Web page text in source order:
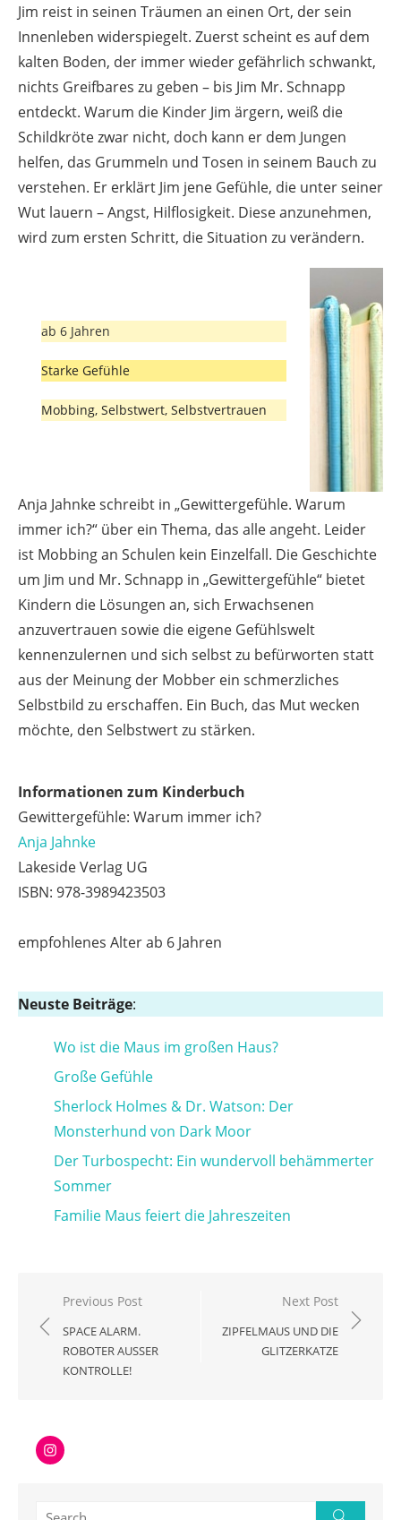
Jim reist in seinen Träumen an einen Ort, der sein
Innenleben widerspiegelt. Zuerst scheint es auf dem
kalten Boden, der immer wieder gefährlich schwankt,
nichts Greifbares zu geben – bis Jim Mr. Schnapp
entdeckt. Warum die Kinder Jim ärgern, weiß die
Schildkröte zwar nicht, doch kann er dem Jungen
helfen, das Grummeln und Tosen in seinem Bauch zu
verstehen. Er erklärt Jim jene Gefühle, die unter seiner
Wut lauern – Angst, Hilflosigkeit. Diese anzunehmen,
wird zum ersten Schritt, die Situation zu verändern.
ab 6 Jahren
Starke Gefühle
Mobbing, Selbstwert, Selbstvertrauen
Anja Jahnke schreibt in „Gewittergefühle. Warum
immer ich?“ über ein Thema, das alle angeht. Leider
ist Mobbing an Schulen kein Einzelfall. Die Geschichte
um Jim und Mr. Schnapp in „Gewittergefühle“ bietet
Kindern die Lösungen an, sich Erwachsenen
anzuvertrauen sowie die eigene Gefühlswelt
kennenzulernen und sich selbst zu befürworten statt
aus der Meinung der Mobber ein schmerzliches
Selbstbild zu erschaffen. Ein Buch, das Mut wecken
möchte, den Selbstwert zu stärken.
Informationen zum Kinderbuch
Gewittergefühle: Warum immer ich?
Anja Jahnke
Lakeside Verlag UG
ISBN: 978-3989423503
empfohlenes Alter ab 6 Jahren
Neuste Beiträge:
Wo ist die Maus im großen Haus?
Große Gefühle
Sherlock Holmes & Dr. Watson: Der
Monsterhund von Dark Moor
Der Turbospecht: Ein wundervoll behämmerter
Sommer
Familie Maus feiert die Jahreszeiten
Beitragsnavigation
Previous Post
SPACE ALARM.
ROBOTER AUSSER K
ONTROLLE!
Next Post
ZIPFELMAUS UND DIE
GLITZERKATZE
Instagram
Search